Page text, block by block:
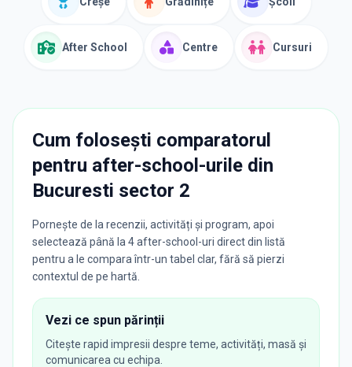
After School Centre Cursuri
Cum folosești comparatorul
pentru after-school-urile din
Bucuresti sector 2
Pornește de la recenzii, activități și program, apoi
selectează până la 4 after-school-uri direct din listă
pentru a le compara într-un tabel clar, fără să pierzi
contextul de pe hartă.
Vezi ce spun părinții
Citește rapid impresii despre teme, activități, masă și
comunicarea cu echipa.